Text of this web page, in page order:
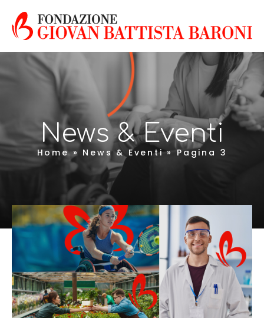
News & Eventi
Home» News & Eventi»Pagina 3